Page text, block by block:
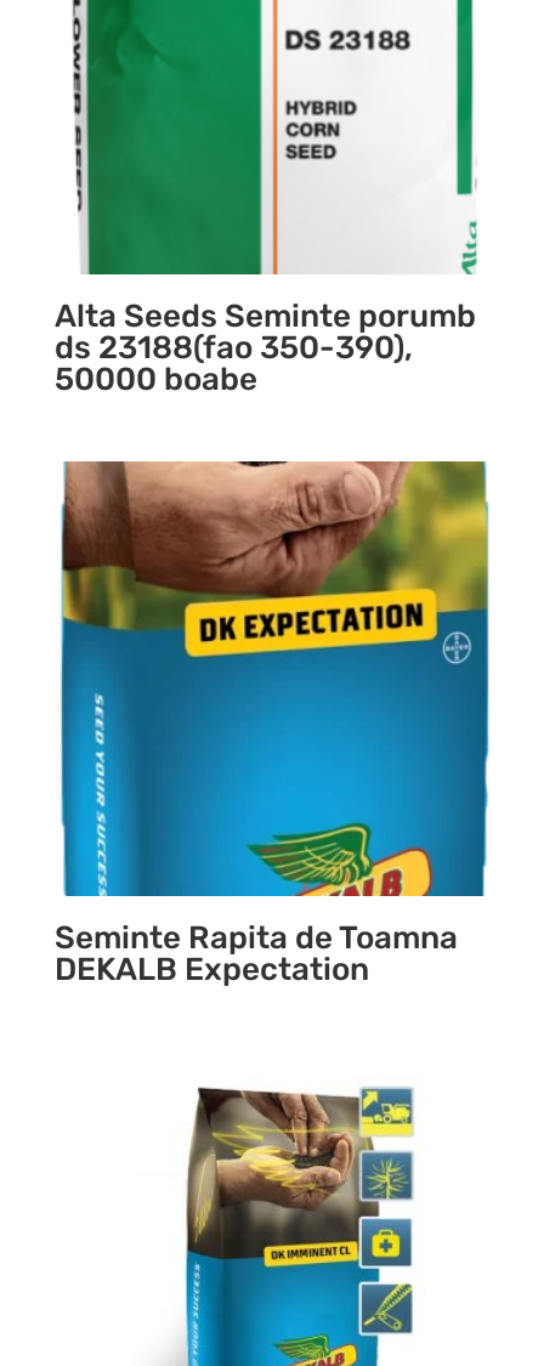
Alta Seeds Seminte porumb
ds 23188(fao 350-390),
50000 boabe
Seminte Rapita de Toamna
DEKALB Expectation